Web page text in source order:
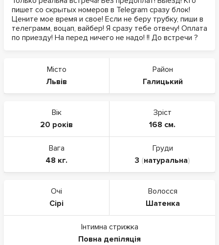
пишет со скрытых номеров в Telegram сразу блок!
Цените мое время и свое! Если не беру трубку, пиши в
телеграмм, воцап, вайбер! Я сразу тебе отвечу! Оплата
по приезду! На перед ничего не надо! !! До встречи ?
Місто
Львів
Район
Галицький
Вік
20 років
Зріст
168 см.
Вага
48 кг.
Груди
3 (натуральна)
Очі
Сірі
Волосся
Шатенка
Інтимна стрижка
Повна депіляція